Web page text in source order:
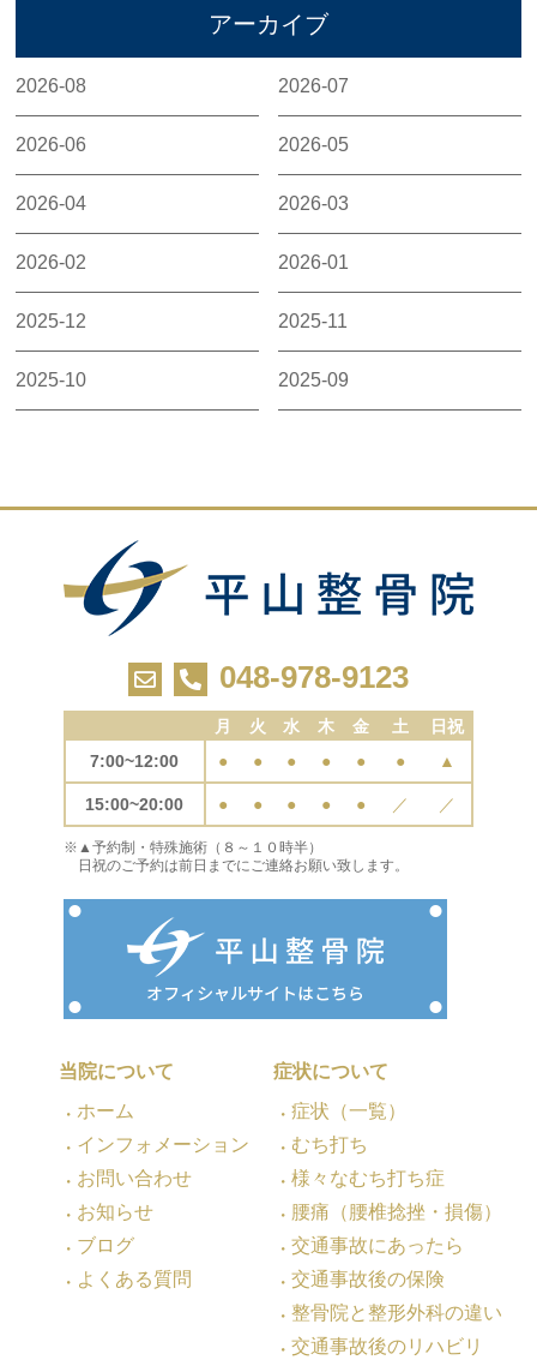
アクセス
お問い合わせ
損保会社様
アーカイブ
2026-08 2026-07
2026-06 2026-05
2026-04 2026-03
2026-02 2026-01
2025-12 2025-11
2025-10 2025-09
048-978-9123
月 火 水 木 金 土
日祝
7:00~12:00
● ● ● ● ● ● ▲
15:00~20:00 ● ● ● ● ● ／ ／
※▲予約制・特殊施術（８～１０時半）
日祝のご予約は前日までにご連絡お願い致します。
当院について
ホーム
インフォメーション
お問い合わせ
お知らせ
ブログ
よくある質問
症状について
症状（一覧）
むち打ち
様々なむち打ち症
腰痛（腰椎捻挫・損傷）
交通事故にあったら
交通事故後の保険
整骨院と整形外科の違い
交通事故後のリハビリ